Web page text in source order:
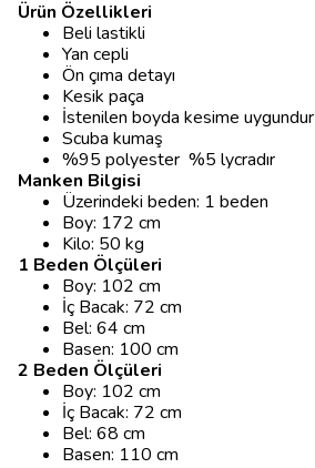
Ürün Özellikleri
Beli lastikli
Yan cepli
Ön çıma detayı
Kesik paça
İstenilen boyda kesime uygundur
Scuba kumaş
%95 polyester %5 lycradır
Manken Bilgisi
Üzerindeki beden: 1 beden
Boy: 172 cm
Kilo: 50 kg
1 Beden Ölçüleri
Boy: 102 cm
İç Bacak: 72 cm
Bel: 64 cm
Basen: 100 cm
2 Beden Ölçüleri
Boy: 102 cm
İç Bacak: 72 cm
Bel: 68 cm
Basen: 110 cm